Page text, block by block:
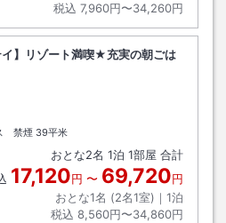
税込 7,960円〜34,260円
イ】リゾート満喫★充実の朝ごは
禁煙 39平米
おとな2名 1泊 1部屋 合計
17,120円 〜 69,720円
おとな1名 (2名1室)｜ 1泊
税込 8,560円〜34,860円